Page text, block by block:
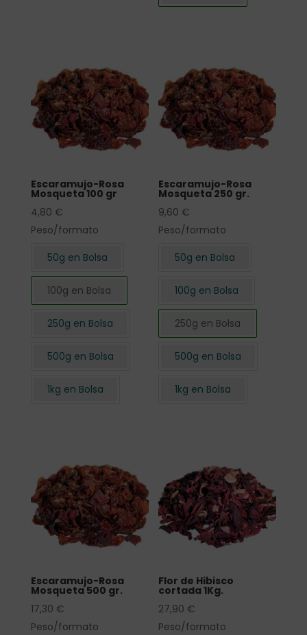
Escaramujo-Rosa
Mosqueta 100 gr
4,80 €
Peso/formato
50g en Bolsa
100g en Bolsa
250g en Bolsa
500g en Bolsa
1kg en Bolsa
Escaramujo-Rosa
Mosqueta 250 gr.
9,60 €
Peso/formato
50g en Bolsa
100g en Bolsa
250g en Bolsa
500g en Bolsa
1kg en Bolsa
Escaramujo-Rosa
Mosqueta 500 gr.
17,30 €
Peso/formato
Flor de Hibisco
cortada 1Kg.
27,90 €
Peso/formato